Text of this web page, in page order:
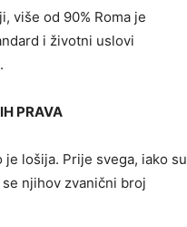
više od 90% Roma je
i životni uslovi
PRAVA
lošija. Prije svega, iako su
njihov zvanični broj